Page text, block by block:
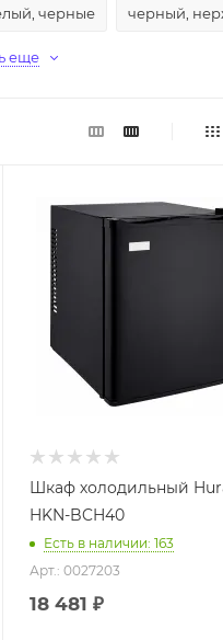
черные черный,
еще
Шкаф холодильный
HKN-BCH40
Есть в наличии: 163
Арт.: 0027203
18 481 ₽